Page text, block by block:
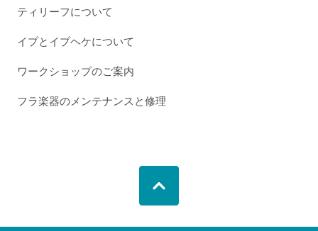
ティリーフについて
イプとイプヘケについて
ワークショップのご案内
フラ楽器のメンテナンスと修理